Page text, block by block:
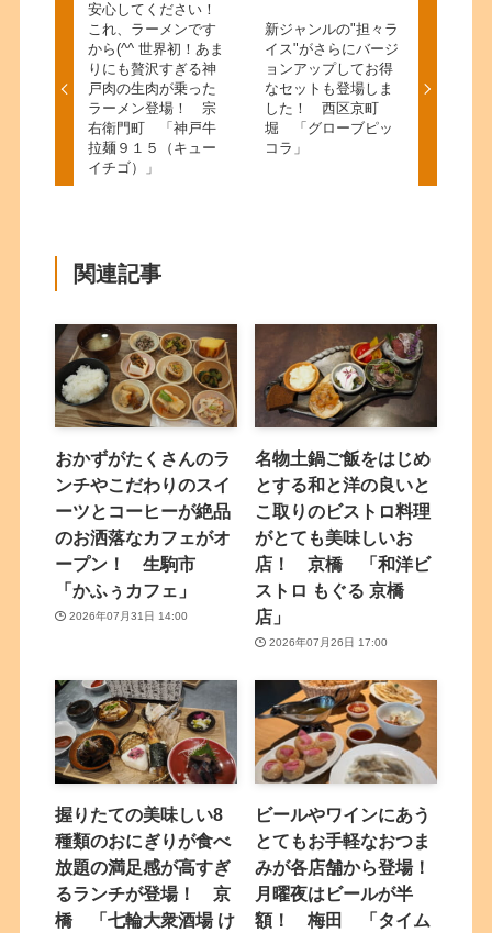
安心してください！
これ、ラーメンです
から(^^ 世界初！あま
りにも贅沢すぎる神
戸肉の生肉が乗った
ラーメン登場！ 宗
右衛門町 「神戸牛
拉麺９１５（キュー
イチゴ）」
新ジャンルの"担々ラ
イス"がさらにバージ
ョンアップしてお得
なセットも登場しま
した！ 西区京町
堀 「グローブピッ
コラ」
関連記事
おかずがたくさんのラ
ンチやこだわりのスイ
ーツとコーヒーが絶品
のお洒落なカフェがオ
ープン！ 生駒市
「かふぅカフェ」
2026年07月31日 14:00
名物土鍋ご飯をはじめ
とする和と洋の良いと
こ取りのビストロ料理
がとても美味しいお
店！ 京橋 「和洋ビ
ストロ もぐる 京橋
店」
2026年07月26日 17:00
握りたての美味しい8
種類のおにぎりが食べ
放題の満足感が高すぎ
るランチが登場！ 京
橋 「七輪大衆酒場 け
ビールやワインにあう
とてもお手軽なおつま
みが各店舗から登場！
月曜夜はビールが半
額！ 梅田 「タイム